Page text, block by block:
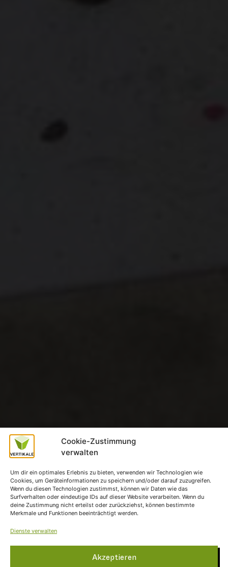
Cookie-Zustimmung
verwalten
Um dir ein optimales Erlebnis zu bieten, verwenden wir Technologien wie
Cookies, um Geräteinformationen zu speichern und/oder darauf zuzugreifen.
Wenn du diesen Technologien zustimmst, können wir Daten wie das
Surfverhalten oder eindeutige IDs auf dieser Website verarbeiten. Wenn du
deine Zustimmung nicht erteilst oder zurückziehst, können bestimmte
Merkmale und Funktionen beeinträchtigt werden.
Dienste verwalten
Akzeptieren